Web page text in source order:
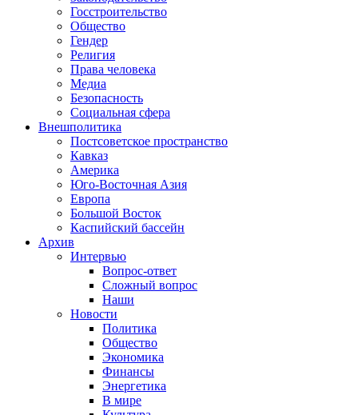
Госстроительство
Общество
Гендер
Религия
Права человека
Медиа
Безопасность
Социальная сфера
Внешполитика
Постсоветское пространство
Кавказ
Америка
Юго-Восточная Азия
Европа
Большой Восток
Каспийский бассейн
Архив
Интервью
Вопрос-ответ
Сложный вопрос
Наши
Новости
Политика
Общество
Экономика
Финансы
Энергетика
В мире